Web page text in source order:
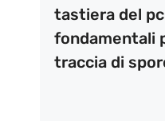
tastiera del
fondamentali
traccia di